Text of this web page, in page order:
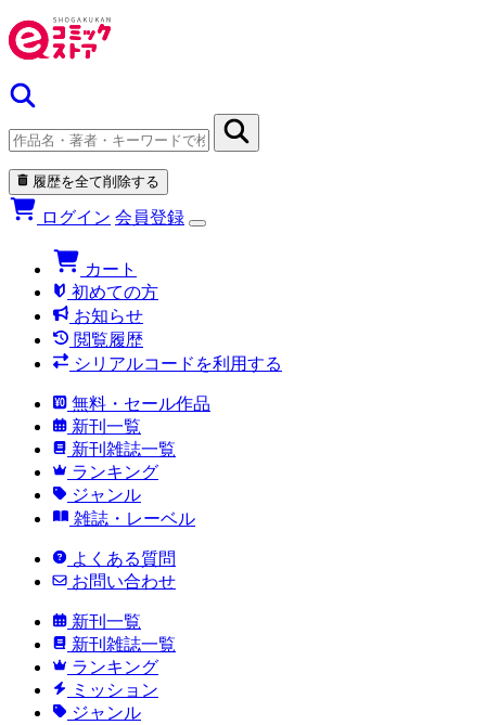
履歴を全て削除する
ログイン 会員登録
カート
初めての方
お知らせ
閲覧履歴
シリアルコードを利用する
無料・セール作品
新刊一覧
新刊雑誌一覧
ランキング
ジャンル
雑誌・レーベル
よくある質問
お問い合わせ
新刊一覧
新刊雑誌一覧
ランキング
ミッション
ジャンル